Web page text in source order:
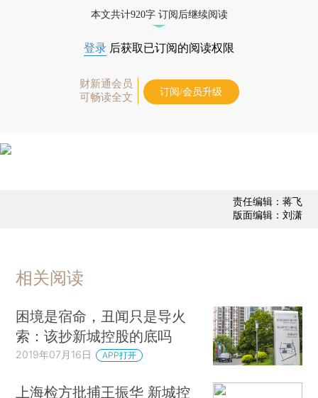
本文共计920字 订阅后继续阅读
登录 后获取已订阅的阅读权限
财新通会员
可畅读全文
订阅/会员升级
责任编辑：蒋飞
版面编辑：刘潇
相关阅读
困境是宿命，丑闻只是导火
索：该抄新城控股的底吗
2019年07月16日 APP打开
上海检方批捕王振华 新城控